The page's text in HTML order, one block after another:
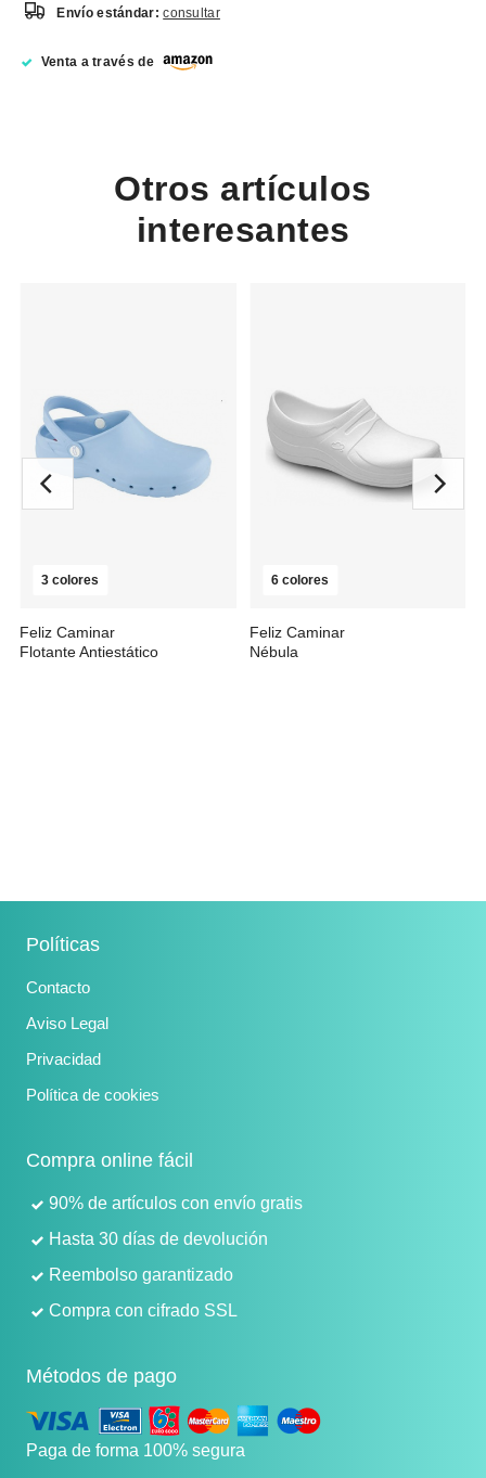
Envío estándar:consultar
Venta a través de
Otros artículos
interesantes
3 colores
Feliz Caminar
Flotante Antiestático
6 colores
Feliz Caminar
Nébula
Políticas
Contacto
Aviso Legal
Privacidad
Política de cookies
Compra online fácil
90% de artículos con envío gratis
Hasta 30 días de devolución
Reembolso garantizado
Compra con cifrado SSL
Métodos de pago
Paga de forma 100% segura